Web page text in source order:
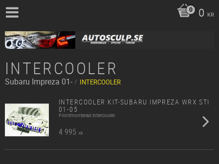
0 KR
INTERCOOLER
Subaru Impreza 01- INTERCOOLER
INTERCOOLER KIT-SUBARU IMPREZA WRX STI
01-05
Frontmonterad intercooler.
4 995 KR